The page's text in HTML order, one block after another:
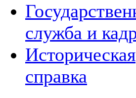
служба и
Историческая
справка